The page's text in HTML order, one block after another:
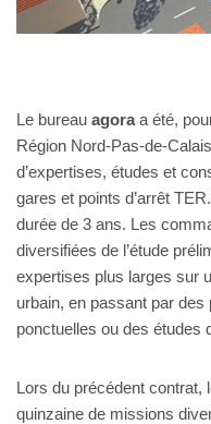
Le bureau agoraa été,
Région Nord-Pas-de-
d’expertises, études et
gares et points d’arrêt
durée de 3 ans. Les
diversifiées de l’étude
expertises plus larges sur
urbain, en passant par des
ponctuelles ou des études
Lors du précédent contrat,
quinzaine de missions